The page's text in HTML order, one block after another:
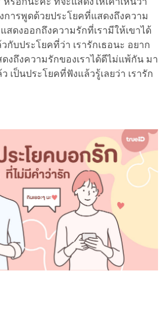
งการพูดด้วยประโยคที่แสดงถึงความ
สดงออกถึงความรักที่เรามีให้เขาได้
กับประโยคที่ว่า เรารักเธอนะ อยาก
งถึงความรักของเราได้ดีไม่แพ้กัน มา
เป็นประโยคที่ฟังแล้วรู้เลยว่า เรารัก